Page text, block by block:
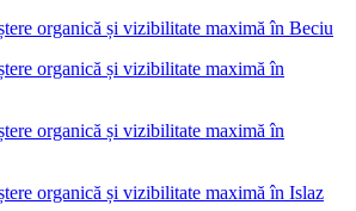
organică și vizibilitate maximă în Beciu
organică și vizibilitate maximă în
organică și vizibilitate maximă în
organică și vizibilitate maximă în Islaz